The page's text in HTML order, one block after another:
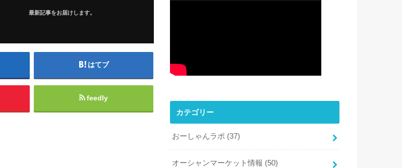
最新記事をお届けします。
はてブ
feedly
カテゴリー
おーしゃんラボ (37)
オーシャンマーケット情報 (50)